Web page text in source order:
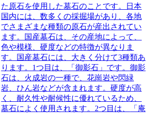
た原石を使用した墓石のこと です。日本
国内には、数多くの採掘場があり、各地
でさまざまな種類の原石が産出されてい
ます。国産墓石は、その産地によって、
色や模様、硬度などの特徴が異なりま
す。国産墓石には、大きく分けて3種類あ
ります。1つ目は、
「御影石」 です。御影
石は、火成岩の一種で、花崗岩や閃緑
岩、ひん岩などが含まれます。硬度が高
く、耐久性や耐候性に優れているため、
墓石によく使用されます。2つ目は、
「庵